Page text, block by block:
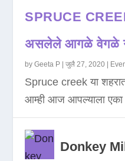
SPRUCE
असलेले आगळे वेगळे
byGeeta P |जुलै 27, 2020
Spruce creek या शहरात
आम्ही आज आपल्याला एका
Donkey